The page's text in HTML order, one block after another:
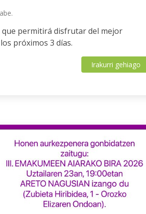
permitirá disfrutar del mejor
próximos 3 días.
Irakurri gehiago